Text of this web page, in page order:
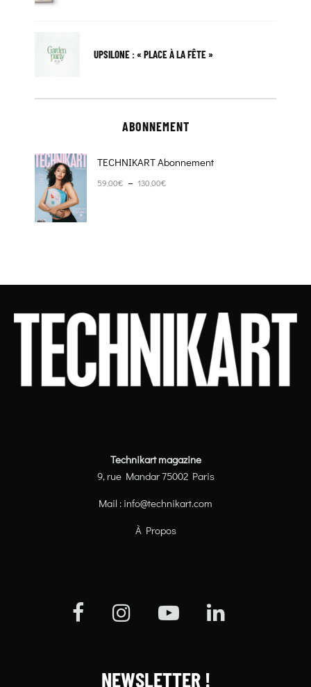
UPSILONE : « PLACE À LA FÊTE »
ABONNEMENT
TECHNIKART Abonnement
59,00€ – 130,00€
Technikart magazine
9, rue Mandar 75002 Paris
Mail : info@technikart.com
À Propos
NEWSLETTER !